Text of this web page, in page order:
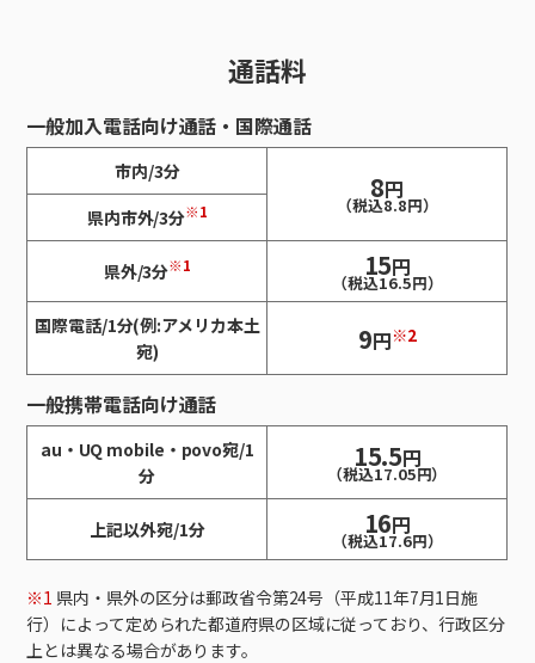
通話料
一般加入電話向け通話・国際通話
市内/3分 8円
（税込8.8円）
県内市外/3分※1
県外/3分※1 15円
（税込16.5円）
国際電話/1分(例:アメリカ本土
宛)
9円※2
一般携帯電話向け通話
au・UQ mobile・povo宛/1
分
15.5円
（税込17.05円）
上記以外宛/1分 16円
（税込17.6円）
※1 県内・県外の区分は郵政省令第24号（平成11年7月1日施
行）によって定められた都道府県の区域に従っており、行政区分
上とは異なる場合があります。